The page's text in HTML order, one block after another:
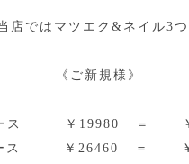
ではマツエク&ネイル3
新規様》
ス ￥19980 ＝ ￥
ス ￥26460 ＝ ￥